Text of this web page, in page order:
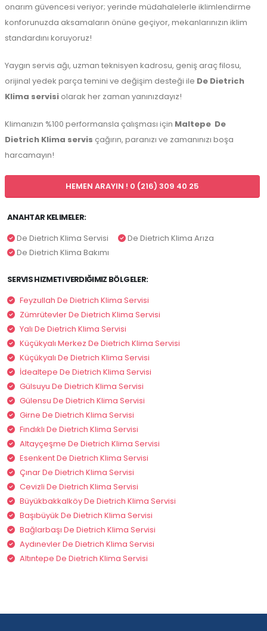
onarım güvencesi veriyor; yerinde müdahalelerle iklimlendirme
konforunuzda aksamaların önüne geçiyor, mekanlarınızın iklim
standardını koruyoruz!
Yaygın servis ağı, uzman teknisyen kadrosu, geniş araç filosu,
orijinal yedek parça temini ve değişim desteği ile De Dietrich
Klima servisi olarak her zaman yanınızdayız!
Klimanızın %100 performansla çalışması için Maltepe De
Dietrich Klima servis çağırın, paranızı ve zamanınızı boşa
harcamayın!
HEMEN ARAYIN ! 0 (216) 309 40 25
ANAHTAR KELIMELER:
De Dietrich Klima Servisi
De Dietrich Klima Arıza
De Dietrich Klima Bakımı
SERVIS HIZMETI VERDIĞIMIZ BÖLGELER:
Feyzullah De Dietrich Klima Servisi
Zümrütevler De Dietrich Klima Servisi
Yalı De Dietrich Klima Servisi
Küçükyalı Merkez De Dietrich Klima Servisi
Küçükyalı De Dietrich Klima Servisi
İdealtepe De Dietrich Klima Servisi
Gülsuyu De Dietrich Klima Servisi
Gülensu De Dietrich Klima Servisi
Girne De Dietrich Klima Servisi
Fındıklı De Dietrich Klima Servisi
Altayçeşme De Dietrich Klima Servisi
Esenkent De Dietrich Klima Servisi
Çınar De Dietrich Klima Servisi
Cevizli De Dietrich Klima Servisi
Büyükbakkalköy De Dietrich Klima Servisi
Başıbüyük De Dietrich Klima Servisi
Bağlarbaşı De Dietrich Klima Servisi
Aydınevler De Dietrich Klima Servisi
Altıntepe De Dietrich Klima Servisi